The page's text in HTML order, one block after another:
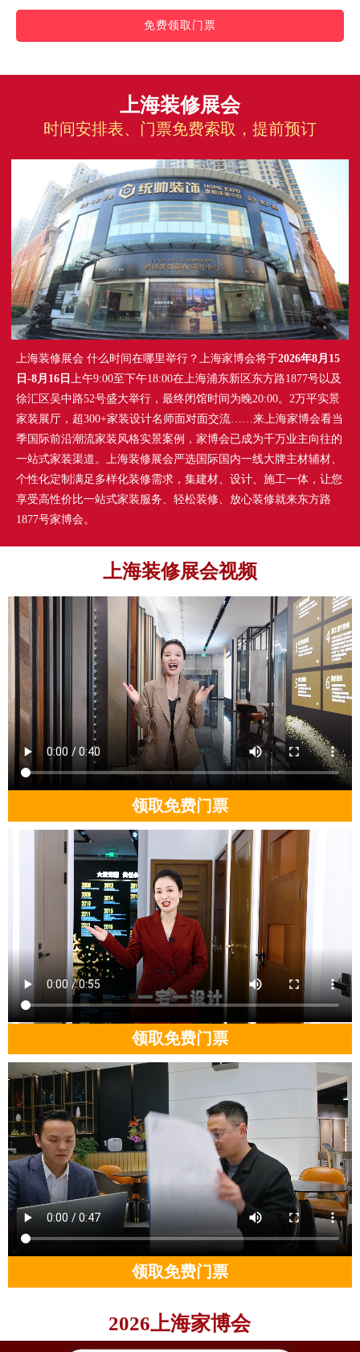
免费领取门票
上海装修展会
时间安排表、门票免费索取，提前预订
上海装修展会 什么时间在哪里举行？上海家博会将于2026年8月15
日-8月16日
上午9:00至下午18:00在上海浦东新区东方路1877号以及
徐汇区吴中路52号盛大举行，最终闭馆时间为晚20:00。2万平实景
家装展厅，超300+家装设计名师面对面交流……来上海家博会看当
季国际前沿潮流家装风格实景案例，家博会已成为千万业主向往的
一站式家装渠道。上海装修展会严选国际国内一线大牌主材辅材、
个性化定制满足多样化装修需求，集建材、设计、施工一体，让您
享受高性价比一站式家装服务、轻松装修、放心装修就来东方路
1877号家博会。
上海装修展会视频
领取免费门票
领取免费门票
领取免费门票
2026上海家博会